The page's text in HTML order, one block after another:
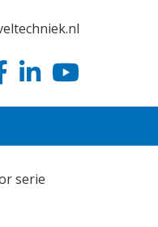
serie